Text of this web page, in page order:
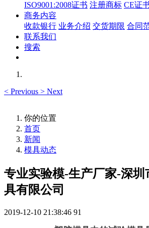
ISO9001:2008证书 注册商标 CE证
商务内容
收款银行 业务介绍 交货期限 合同
联系我们
搜索
< Previous > Next
你的位置
首页
新闻
模具动态
专业实验模-生产厂家-深圳
具有限公司
2019-12-10 21:38:46 91